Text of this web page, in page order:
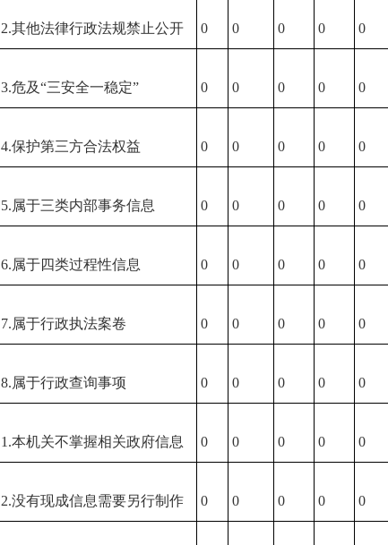
2.其他法律行政法规禁止公开 0 0 0 0 0
3.危及“三安全一稳定” 0 0 0 0 0
4.保护第三方合法权益 0 0 0 0 0
5.属于三类内部事务信息 0 0 0 0 0
6.属于四类过程性信息 0 0 0 0 0
7.属于行政执法案卷 0 0 0 0 0
8.属于行政查询事项 0 0 0 0 0
1.本机关不掌握相关政府信息 0 0 0 0 0
2.没有现成信息需要另行制作 0 0 0 0 0